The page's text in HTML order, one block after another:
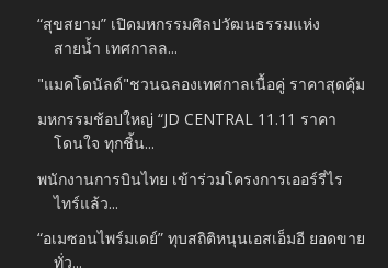
“สุขสยาม” เปิดมหกรรมศิลปวัฒนธรรมแห่ง
สายน้ำ เทศกาลล...
"แมคโดนัลด์"ชวนฉลองเทศกาลเนื้อคู่ ราคาสุดคุ้ม
มหกรรมช้อปใหญ่ “JD CENTRAL 11.11 ราคา
โดนใจ ทุกชิ้น...
พนักงานการบินไทย เข้าร่วมโครงการเออร์รี่ไร
ไทร์แล้ว...
“อเมซอนไพร์มเดย์” ทุบสถิติหนุนเอสเอ็มอี ยอดขาย
ทั่ว...